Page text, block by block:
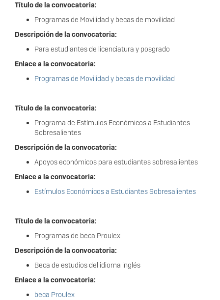
Título de la convocatoria:
Programas de Movilidad y becas de movilidad
Descripción de la convocatoria:
Para estudiantes de licenciatura y posgrado
Enlace a la convocatoria:
Programas de Movilidad y becas de movilidad
Título de la convocatoria:
Programa de Estímulos Económicos a Estudiantes
Sobresalientes
Descripción de la convocatoria:
Apoyos económicos para estudiantes sobresalientes
Enlace a la convocatoria:
Estímulos Económicos a Estudiantes Sobresalientes
Título de la convocatoria:
Programas de beca Proulex
Descripción de la convocatoria:
Beca de estudios del idioma inglés
Enlace a la convocatoria:
beca Proulex